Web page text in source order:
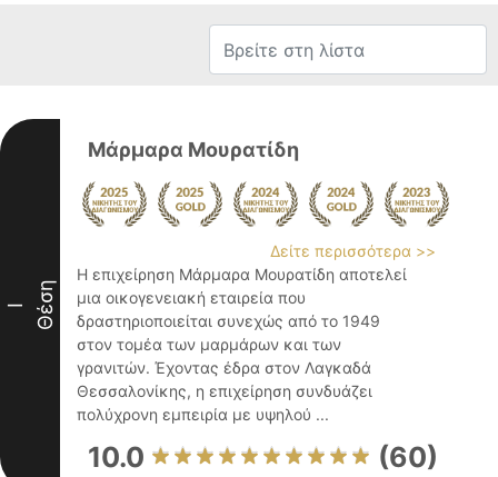
I Θέση
Μάρμαρα Μουρατίδη
Δείτε περισσότερα >>
Η επιχείρηση Μάρμαρα Μουρατίδη αποτελεί
μια οικογενειακή εταιρεία που
δραστηριοποιείται συνεχώς από το 1949
στον τομέα των μαρμάρων και των
γρανιτών. Έχοντας έδρα στον Λαγκαδά
Θεσσαλονίκης, η επιχείρηση συνδυάζει
πολύχρονη εμπειρία με υψηλού ...
10.0 (60)